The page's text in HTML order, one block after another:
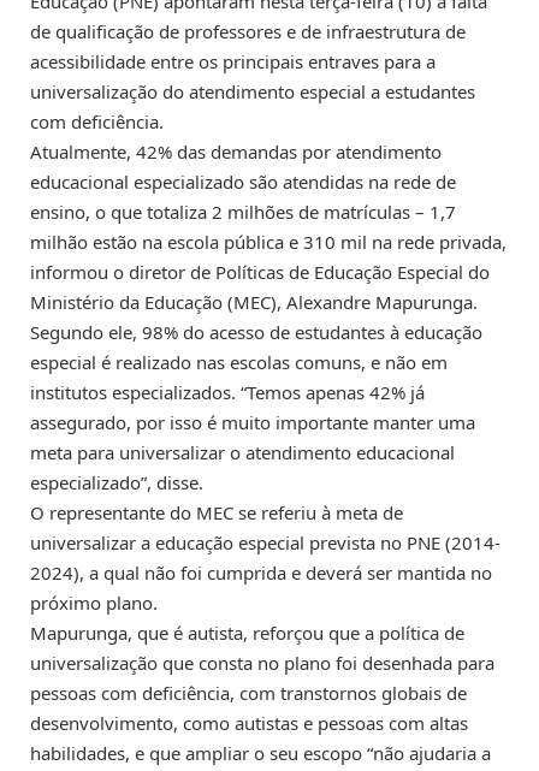
de qualificação de professores e de infraestrutura de
acessibilidade entre os principais entraves para a
universalização do atendimento especial a estudantes
com deficiência.
Atualmente, 42% das demandas por atendimento
educacional especializado são atendidas na rede de
ensino, o que totaliza 2 milhões de matrículas – 1,7
milhão estão na escola pública e 310 mil na rede privada,
informou o diretor de Políticas de Educação Especial do
Ministério da Educação (MEC), Alexandre Mapurunga.
Segundo ele, 98% do acesso de estudantes à educação
especial é realizado nas escolas comuns, e não em
institutos especializados. “Temos apenas 42% já
assegurado, por isso é muito importante manter uma
meta para universalizar o atendimento educacional
especializado”, disse.
O representante do MEC se referiu à meta de
universalizar a educação especial prevista no PNE (2014-
2024), a qual não foi cumprida e deverá ser mantida no
próximo plano.
Mapurunga, que é autista, reforçou que a política de
universalização que consta no plano foi desenhada para
pessoas com deficiência, com transtornos globais de
desenvolvimento, como autistas e pessoas com altas
habilidades, e que ampliar o seu escopo “não ajudaria a